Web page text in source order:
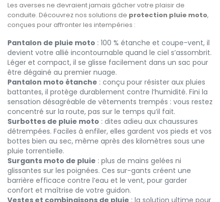
Les averses ne devraient jamais gâcher votre plaisir de
conduite. Découvrez nos solutions de protection pluie moto,
conçues pour affronter les intempéries :
Pantalon de pluie moto : 100 % étanche et coupe-vent, il
devient votre allié incontournable quand le ciel s’assombrit.
Léger et compact, il se glisse facilement dans un sac pour
être dégainé au premier nuage.
Pantalon moto étanche : conçu pour résister aux pluies
battantes, il protège durablement contre l’humidité. Fini la
sensation désagréable de vêtements trempés : vous restez
concentré sur la route, pas sur le temps qu’il fait.
Surbottes de pluie moto : dites adieu aux chaussures
détrempées. Faciles à enfiler, elles gardent vos pieds et vos
bottes bien au sec, même après des kilomètres sous une
pluie torrentielle.
Surgants moto de pluie : plus de mains gelées ni
glissantes sur les poignées. Ces sur-gants créent une
barrière efficace contre l’eau et le vent, pour garder
confort et maîtrise de votre guidon.